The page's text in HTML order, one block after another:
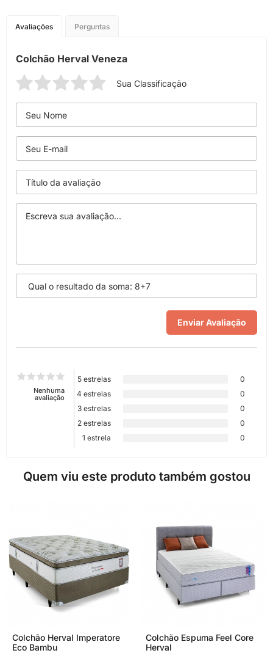
Avaliações Perguntas
Colchão Herval Veneza
Sua Classificação
Nenhuma
avaliação
5 estrelas
0
4 estrelas
0
3 estrelas
0
2 estrelas
0
1 estrela
0
Quem viu este produto também gostou
Colchão Herval Imperatore
Eco Bambu
Colchão Espuma Feel Core
Herval